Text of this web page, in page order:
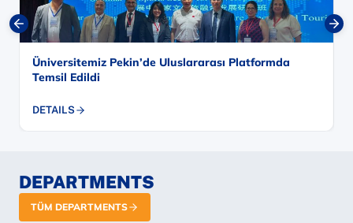
Üniversitemiz Pekin’de Uluslararası Platformda
Temsil Edildi
DETAILS
DEPARTMENTS
TÜM DEPARTMENTS